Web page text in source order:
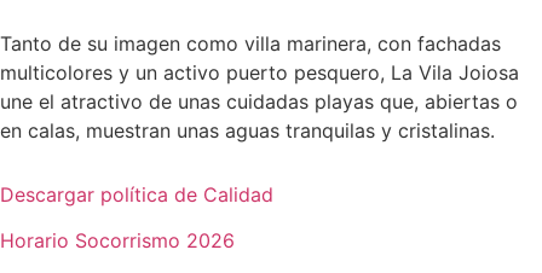
Tanto de su imagen como villa marinera, con fachadas
multicolores y un activo puerto pesquero, La Vila Joiosa
une el atractivo de unas cuidadas playas que, abiertas o
en calas, muestran unas aguas tranquilas y cristalinas.
Descargar política de Calidad
Horario Socorrismo 2026